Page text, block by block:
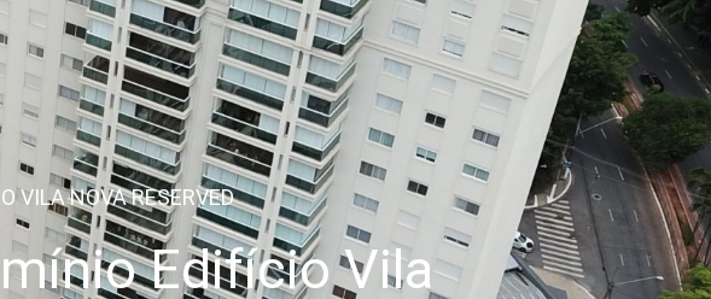
VILA NOVA RESERVED
Edifício Vila